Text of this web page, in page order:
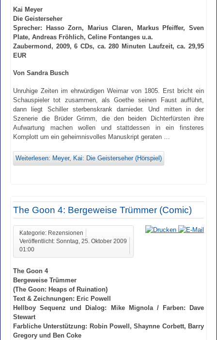
Kai Meyer
Die Geisterseher
Sprecher: Hasso Zorn, Marius Claren, Markus Pfeiffer, Sven
Plate, Andreas Fröhlich, Celine Fontanges u.a.
Zaubermond, 2009, 6 CDs, ca. 280 Minuten Laufzeit, ca. 29,95
EUR
Von Sandra Busch
Unruhige Zeiten im ehrwürdigen Weimar von 1805. Erst bricht ein
Schauspieler tot zusammen, als Goethe seinen Faust aufführt,
dann liegt Schiller sterbenskrank darnieder. Und mitten in der
Szenerie die Brüder Grimm, die den beiden Dichterfürsten ihre
Aufwartung machen wollen und stattdessen in ein finsteres
Komplott um ein geheimnisvolles Manuskript geraten …
Weiterlesen: Meyer, Kai: Die Geisterseher (Hörspiel)
The Goon 4: Bergeweise Trümmer (Comic)
Kategorie: Rezensionen
Veröffentlicht: Sonntag, 25. Oktober 2009
01:00
The Goon 4
Bergeweise Trümmer
(The Goon: Heaps of Ruination)
Text & Zeichnungen: Eric Powell
Hellboy Sequenz und Dialog: Mike Mignola / Farben: Dave
Stewart
Farbliche Unterstützung: Robin Powell, Shaynne Corbett, Barry
Gregory und Ben Coke